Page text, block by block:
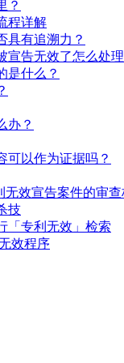
？
程详解
具有追溯力？
宣告无效了怎么处
是什么？
办？
可以作为证据吗？
无效宣告案件的审
技
「专利无效」检索
效程序